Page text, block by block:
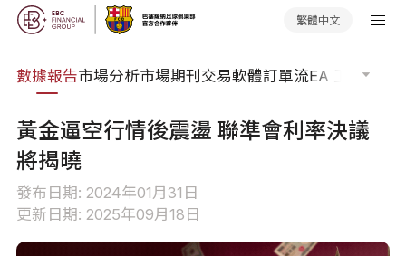
繁體中文
數據報告市場分析市場期刊交易軟體訂單流EA 工具庫
黃金逼空行情後震盪 聯準會利率決議
將揭曉
發布日期: 2024年01月31日
更新日期: 2025年09月18日